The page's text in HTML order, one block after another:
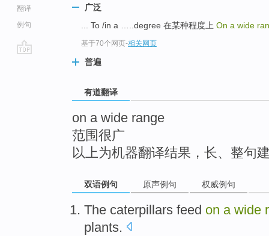
翻译
例句
广泛
... To /in a …..degree 在某种程度上 On a wide
基于70个网页-相关网页
普遍
有道翻译
on a wide range
范围很广
以上为机器翻译结果，长、整句
双语例句 原声例句 权威例句
The caterpillars feed on a wide
plants.